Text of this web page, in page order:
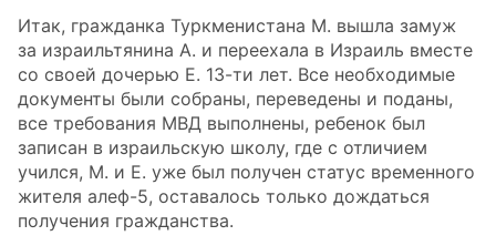
Итак, гражданка Туркменистана М. вышла замуж
за израильтянина А. и переехала в Израиль вместе
со своей дочерью Е. 13-ти лет. Все необходимые
документы были собраны, переведены и поданы,
все требования МВД выполнены, ребенок был
записан в израильскую школу, где с отличием
учился, М. и Е. уже был получен статус временного
жителя алеф-5, оставалось только дождаться
получения гражданства.